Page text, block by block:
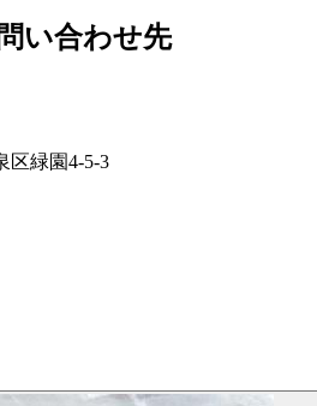
い合わせ先
区緑園4-5-3